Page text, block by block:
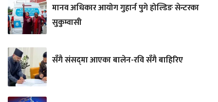
मानव अधिकार आयोग गुहार्न पुगे होल्डिङ सेन्टरका
सुकुम्वासी
सँगै संसद्‌मा आएका बालेन-रवि सँगै बाहिरिए